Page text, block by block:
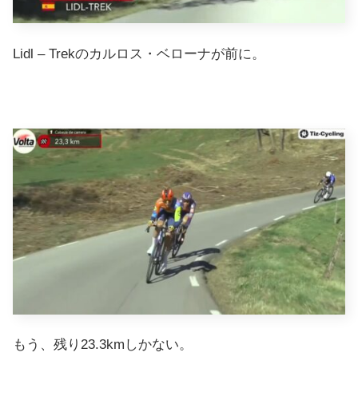
Lidl – Trekのカルロス・ベローナが前に。
もう、残り23.3kmしかない。